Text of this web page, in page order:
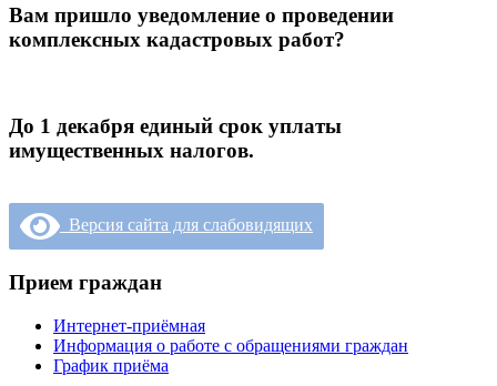
Вам пришло уведомление о проведении
комплексных кадастровых работ?
До 1 декабря единый срок уплаты
имущественных налогов.
Версия сайта для слабовидящих
Прием граждан
Интернет-приёмная
Информация о работе с обращениями граждан
График приёма